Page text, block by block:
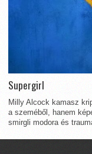
Supergirl
Milly Alcock kamasz
a szeméből, hanem
smirgli modora és